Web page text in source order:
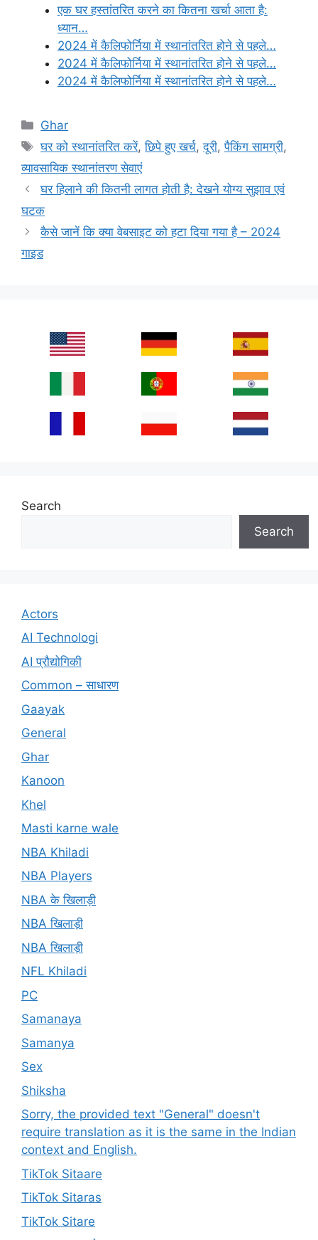
एक घर हस्तांतरित करने का कितना खर्चा आता है:
ध्यान…
2024 में कैलिफोर्निया में स्थानांतरित होने से पहले…
2024 में कैलिफोर्निया में स्थानांतरित होने से पहले…
2024 में कैलिफोर्निया में स्थानांतरित होने से पहले…
Categories
Ghar
Tags
घर को स्थानांतरित करें,छिपे हुए खर्च,दूरी,पैकिंग सामग्री,
व्यावसायिक स्थानांतरण सेवाएं
घर हिलाने की कितनी लागत होती है: देखने योग्य सुझाव एवं
घटक
कैसे जानें कि क्या वेबसाइट को हटा दिया गया है – 2024
गाइड
Search
Search
Actors
AI Technologi
AI प्रौद्योगिकी
Common – साधारण
Gaayak
General
Ghar
Kanoon
Khel
Masti karne wale
NBA Khiladi
NBA Players
NBA के खिलाड़ी
NBA खिलाड़ी
NBA खिलाड़ी
NFL Khiladi
PC
Samanaya
Samanya
Sex
Shiksha
Sorry, the provided text "General" doesn't
require translation as it is the same in the Indian
context and English.
TikTok Sitaare
TikTok Sitaras
TikTok Sitare